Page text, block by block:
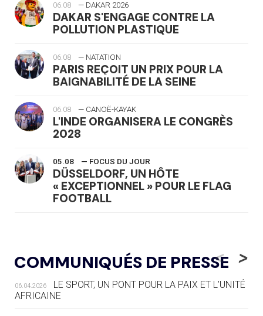
06.08 — DAKAR 2026
DAKAR S'ENGAGE CONTRE LA
POLLUTION PLASTIQUE
06.08 — NATATION
PARIS REÇOIT UN PRIX POUR LA
BAIGNABILITÉ DE LA SEINE
06.08 — CANOË-KAYAK
L'INDE ORGANISERA LE CONGRÈS
2028
05.08 — FOCUS DU JOUR
DÜSSELDORF, UN HÔTE
« EXCEPTIONNEL » POUR LE FLAG
FOOTBALL
LE RÊVE DE VOIR LA LUGE ALPINE
AUX JO « N'EST PAS FINI »
05.08 — TIR À L'ARC
DES MONDIAUX À BRISBANE SUR LA
COMMUNIQUÉS DE PRESSE
<
06.04.2026
LE SPORT, UN PONT POUR LA PAIX ET L’UNITÉ
AFRICAINE
>